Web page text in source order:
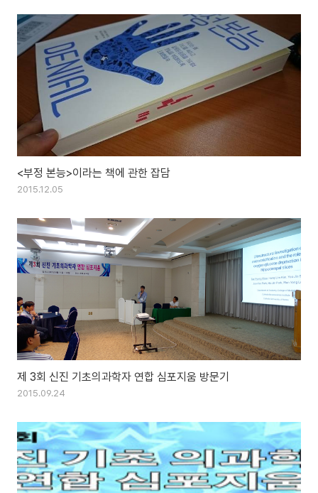
<부정 본능>이라는 책에 관한 잡담
2015.12.05
제 3회 신진 기초의과학자 연합 심포지움 방문기
2015.09.24